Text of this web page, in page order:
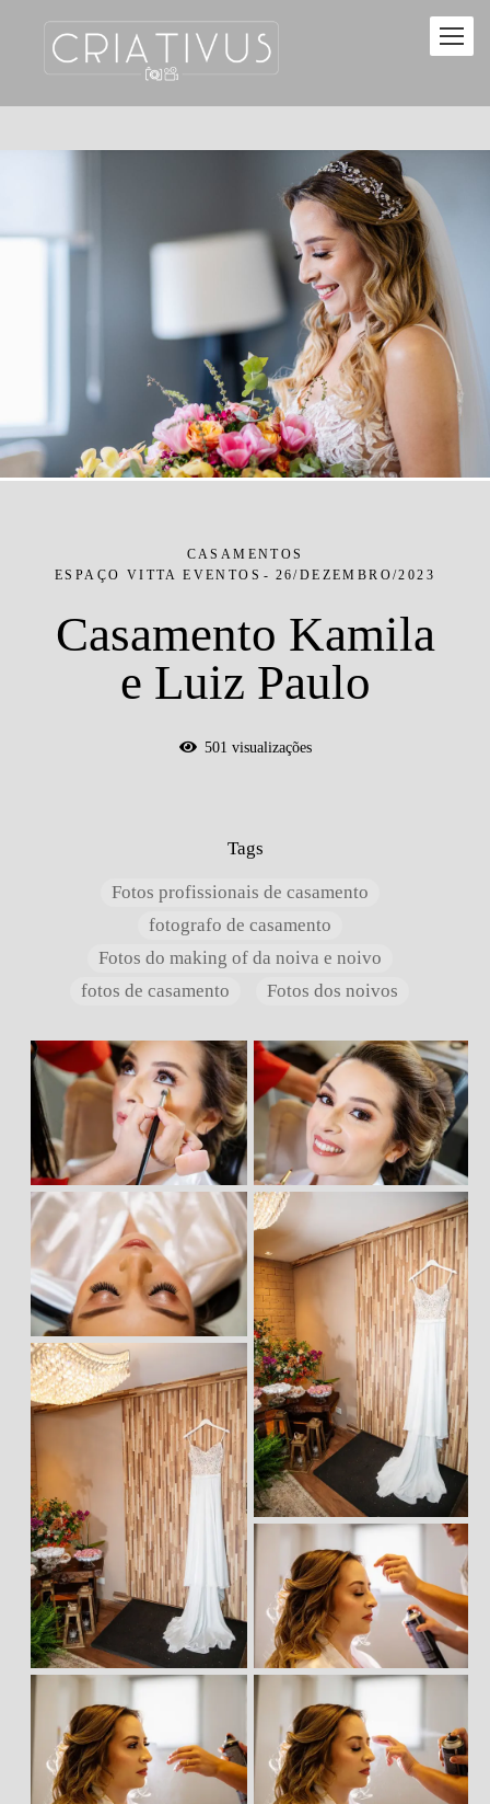
CASAMENTOS
ESPAÇO VITTA EVENTOS
26/DEZEMBRO/2023
Casamento Kamila
e Luiz Paulo
501 visualizações
Tags
Fotos profissionais de casamento
fotografo de casamento
Fotos do making of da noiva e noivo
fotos de casamento
Fotos dos noivos